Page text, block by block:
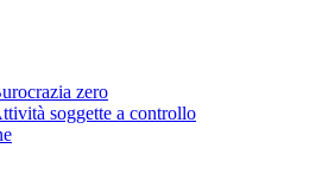
zero
soggette a controllo